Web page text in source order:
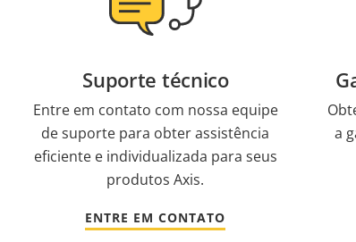
Suporte técnico
Entre em contato com nossa equipe
de suporte para obter assistência
eficiente e individualizada para seus
produtos Axis.
ENTRE EM CONTATO
a